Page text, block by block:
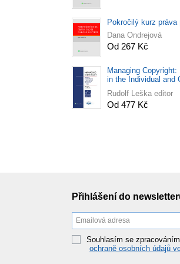
Pokročilý kurz
Dana Ondrejová
Od 267 Kč
Managing
in the Individual and
Rights
Rudolf Leška editor
Od 477 Kč
Přihlášení do
Souhlasím se
ochraně osobních údajů